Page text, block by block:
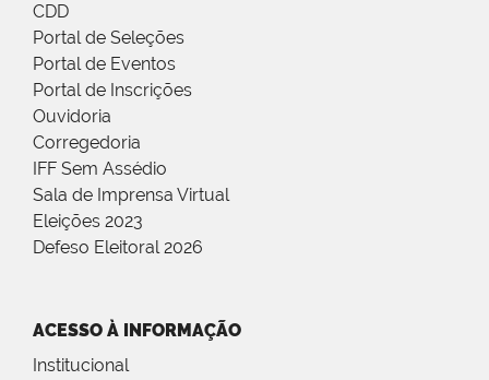
CDD
Portal de Seleções
Portal de Eventos
Portal de Inscrições
Ouvidoria
Corregedoria
IFF Sem Assédio
Sala de Imprensa Virtual
Eleições 2023
Defeso Eleitoral 2026
ACESSO À INFORMAÇÃO
Institucional